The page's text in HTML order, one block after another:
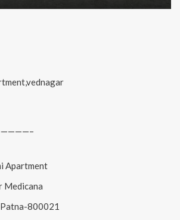
Apartment
Medicana
800021